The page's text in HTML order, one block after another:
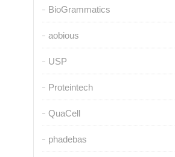
BioGrammatics
aobious
USP
Proteintech
QuaCell
phadebas